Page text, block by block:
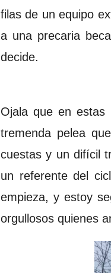
filas de un equipo
a una precaria
decide.
Ojala que en
tremenda pelea
cuestas y un difícil
un referente del
empieza, y estoy
orgullosos quienes